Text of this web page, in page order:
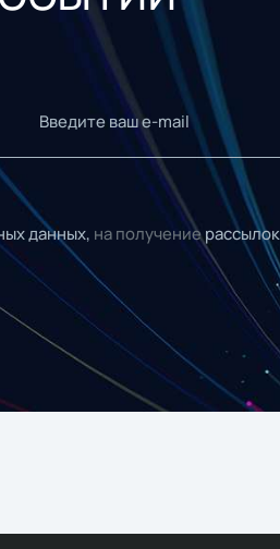
данных, на получениерассылок